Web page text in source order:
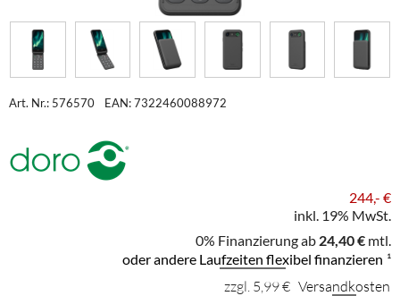
Art. Nr.: 576570 EAN: 7322460088972
244,- €
inkl. 19% MwSt.
0% Finanzierung ab 24,40 € mtl.
oder andere Laufzeiten flexibel finanzieren ¹
zzgl. 5,99 € Versandkosten